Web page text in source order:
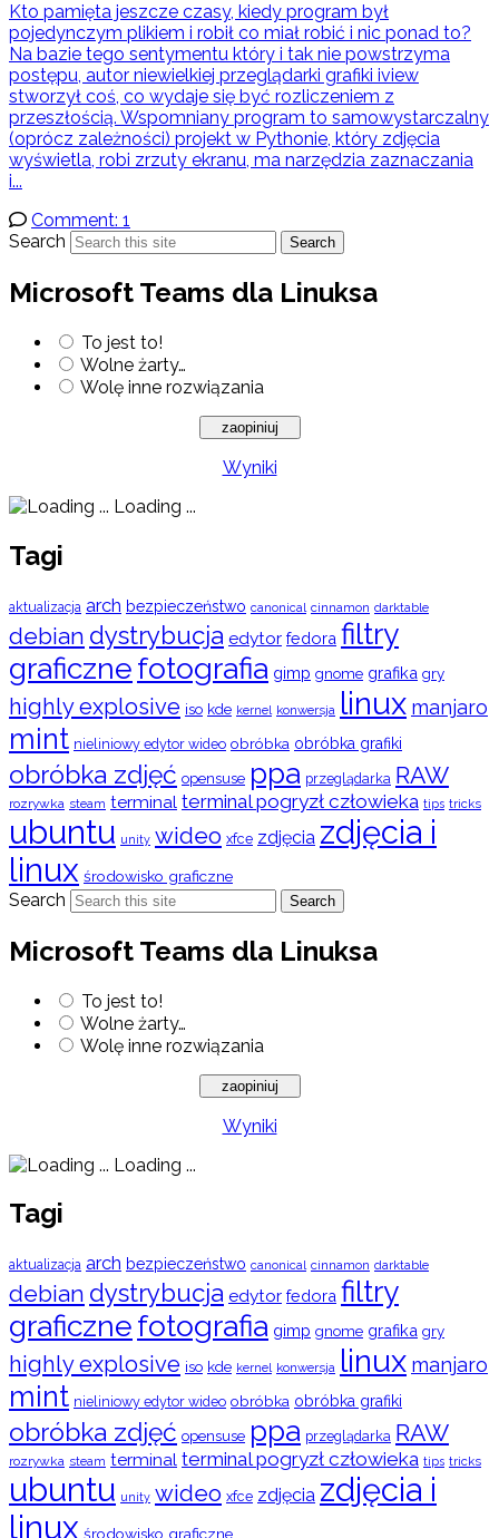
Kto pamięta jeszcze czasy, kiedy program był
pojedynczym plikiem i robił co miał robić i nic ponad to?
Na bazie tego sentymentu który i tak nie powstrzyma
postępu, autor niewielkiej przeglądarki grafiki iview
stworzył coś, co wydaje się być rozliczeniem z
przeszłością. Wspomniany program to samowystarczalny
(oprócz zależności) projekt w Pythonie, który zdjęcia
wyświetla, robi zrzuty ekranu, ma narzędzia zaznaczania
i...
Comment: 1
Search
Search
Microsoft Teams dla Linuksa
To jest to!
Wolne żarty…
Wolę inne rozwiązania
Wyniki
Loading ...
Tagi
aktualizacja arch bezpieczeństwo canonical cinnamon darktable
debian dystrybucja edytor fedora filtry
graficznefotografia gimp gnome grafika gry
highly explosive iso kde kernel konwersja linux manjaro
mint nieliniowy edytor wideo obróbka obróbka grafiki
obróbka zdjęć opensuse ppa przeglądarka RAW
rozrywka steam terminal terminal pogryzł człowieka tips tricks
ubuntu unity wideo xfce zdjęcia zdjęcia i
linux środowisko graficzne
Search Search
Microsoft Teams dla Linuksa
To jest to!
Wolne żarty…
Wolę inne rozwiązania
Wyniki
Loading ...
Tagi
aktualizacja arch bezpieczeństwo canonical cinnamon darktable
debian dystrybucja edytor fedora filtry
graficznefotografia gimp gnome grafika gry
highly explosive iso kde kernel konwersja linux manjaro
mint nieliniowy edytor wideo obróbka obróbka grafiki
obróbka zdjęć opensuse ppa przeglądarka RAW
rozrywka steam terminal terminal pogryzł człowieka tips tricks
ubuntu unity wideo xfce zdjęcia zdjęcia i
linux środowisko graficzne